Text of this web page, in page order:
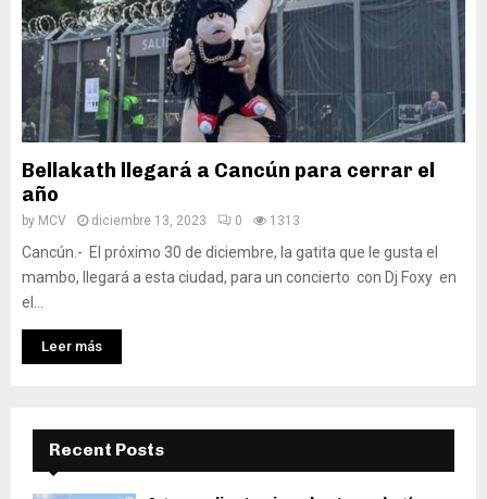
Bellakath llegará a Cancún para cerrar el
año
by MCV diciembre 13, 2023 0 1313
Cancún.- El próximo 30 de diciembre, la gatita que le gusta el
mambo, llegará a esta ciudad, para un concierto con Dj Foxy en
el...
Leer más
Recent Posts